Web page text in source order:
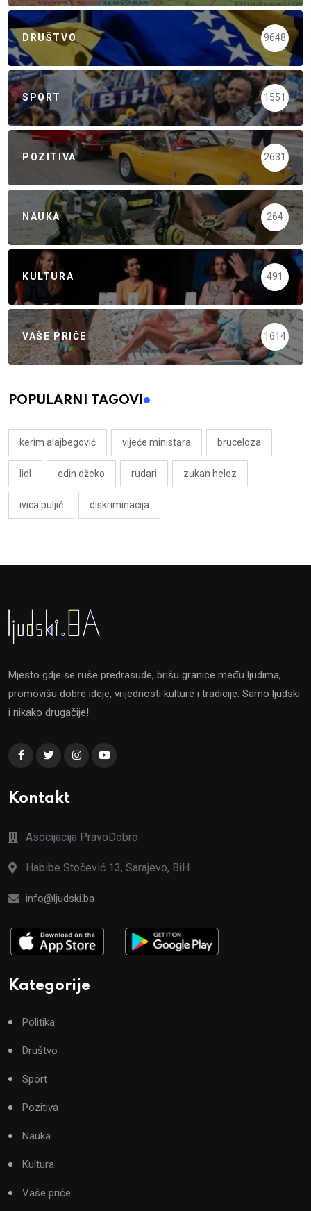
DRUŠTVO 9648
SPORT 1551
POZITIVA 2631
NAUKA 264
KULTURA 491
VAŠE PRIČE 1614
POPULARNI TAGOVI
kerim alajbegović vijeće ministara bruceloza
lidl edin džeko rudari zukan helez
ivica puljić diskriminacija
Mjesto gdje se ruše predrasude, brišu granice među ljudima,
promovišu dobre ideje, vrijednosti kulture i tradicije. Samo ljudski
i nikako drugačije!
Kontakt
Asocijacija PravoDobro
Habibe Stočević 13, Sarajevo, BiH
info@ljudski.ba
Kategorije
Politika
Društvo
Sport
Pozitiva
Nauka
Kultura
Vaše priče